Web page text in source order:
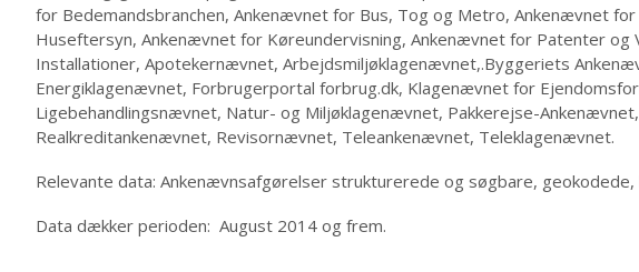
for Bedemandsbranchen, Ankenævnet for Bus, Tog og Metro, Ankenævnet
Huseftersyn, Ankenævnet for Køreundervisning, Ankenævnet for Patenter
Installationer, Apotekernævnet, Arbejdsmiljøklagenævnet,.Byggeriets
Energiklagenævnet, Forbrugerportal forbrug.dk, Klagenævnet for
Ligebehandlingsnævnet, Natur- og Miljøklagenævnet, Pakkerejse-
Realkreditankenævnet, Revisornævnet, Teleankenævnet, Teleklagenævnet.
Relevante data: Ankenævnsafgørelser strukturerede og søgbare,
Data dækker perioden: August 2014 og frem.